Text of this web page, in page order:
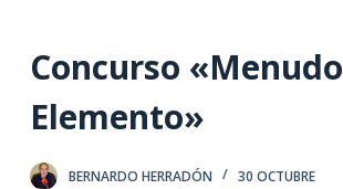
nConcurso «Menudo
Elemento»
BERNARDO HERRADÓN
30 OCTUBRE